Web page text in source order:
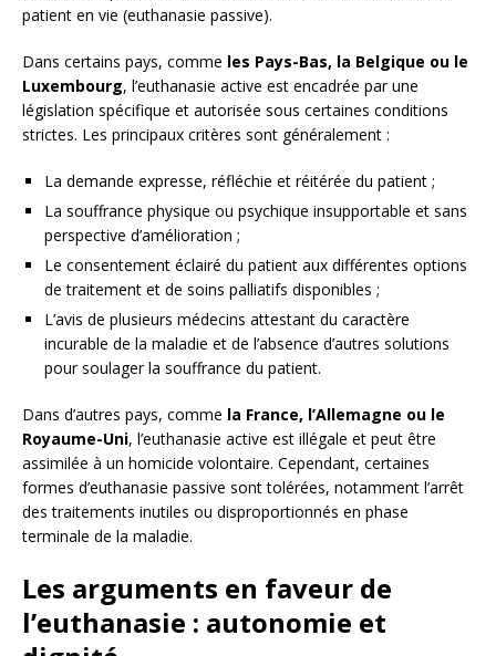
patient en vie (euthanasie passive).
Dans certains pays, comme les Pays-Bas, la Belgique ou le
Luxembourg, l’euthanasie active est encadrée par une
législation spécifique et autorisée sous certaines conditions
strictes. Les principaux critères sont généralement :
La demande expresse, réfléchie et réitérée du patient ;
La souffrance physique ou psychique insupportable et sans
perspective d’amélioration ;
Le consentement éclairé du patient aux différentes options
de traitement et de soins palliatifs disponibles ;
L’avis de plusieurs médecins attestant du caractère
incurable de la maladie et de l’absence d’autres solutions
pour soulager la souffrance du patient.
Dans d’autres pays, comme la France, l’Allemagne ou le
Royaume-Uni, l’euthanasie active est illégale et peut être
assimilée à un homicide volontaire. Cependant, certaines
formes d’euthanasie passive sont tolérées, notamment l’arrêt
des traitements inutiles ou disproportionnés en phase
terminale de la maladie.
Les arguments en faveur de
l’euthanasie : autonomie et